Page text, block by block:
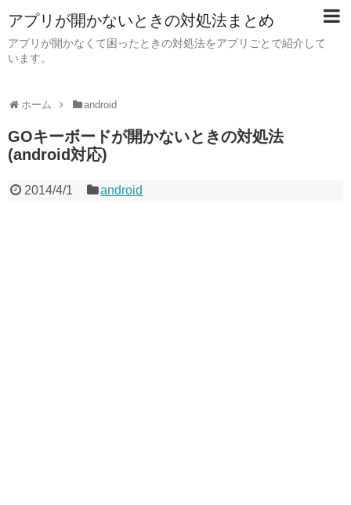
アプリが開かないときの対処法まとめ
アプリが開かなくて困ったときの対処法をアプリごとで紹介して
います。
ホーム android
GOキーボードが開かないときの対処法
(android対応)
2014/4/1 android